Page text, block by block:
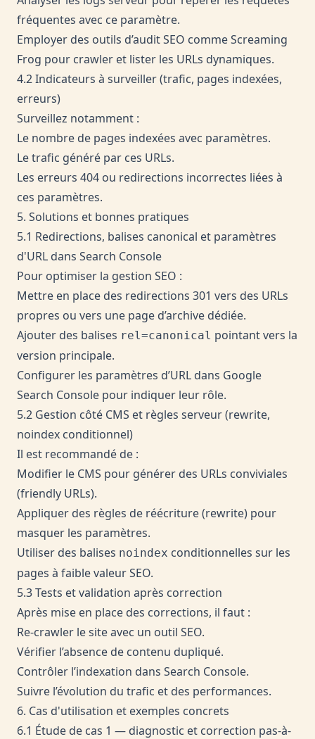
fréquentes avec ce paramètre.
Employer des outils d’audit SEO comme Screaming
Frog pour crawler et lister les URLs dynamiques.
4.2 Indicateurs à surveiller (trafic, pages indexées,
erreurs)
Surveillez notamment :
Le nombre de pages indexées avec paramètres.
Le trafic généré par ces URLs.
Les erreurs 404 ou redirections incorrectes liées à
ces paramètres.
5. Solutions et bonnes pratiques
5.1 Redirections, balises canonical et paramètres
d'URL dans Search Console
Pour optimiser la gestion SEO :
Mettre en place des redirections 301 vers des URLs
propres ou vers une page d’archive dédiée.
Ajouter des balises rel=canonical pointant vers la
version principale.
Configurer les paramètres d’URL dans Google
Search Console pour indiquer leur rôle.
5.2 Gestion côté CMS et règles serveur (rewrite,
noindex conditionnel)
Il est recommandé de :
Modifier le CMS pour générer des URLs conviviales
(friendly URLs).
Appliquer des règles de réécriture (rewrite) pour
masquer les paramètres.
Utiliser des balises noindex conditionnelles sur les
pages à faible valeur SEO.
5.3 Tests et validation après correction
Après mise en place des corrections, il faut :
Re-crawler le site avec un outil SEO.
Vérifier l’absence de contenu dupliqué.
Contrôler l’indexation dans Search Console.
Suivre l’évolution du trafic et des performances.
6. Cas d'utilisation et exemples concrets
6.1 Étude de cas 1 — diagnostic et correction pas-à-